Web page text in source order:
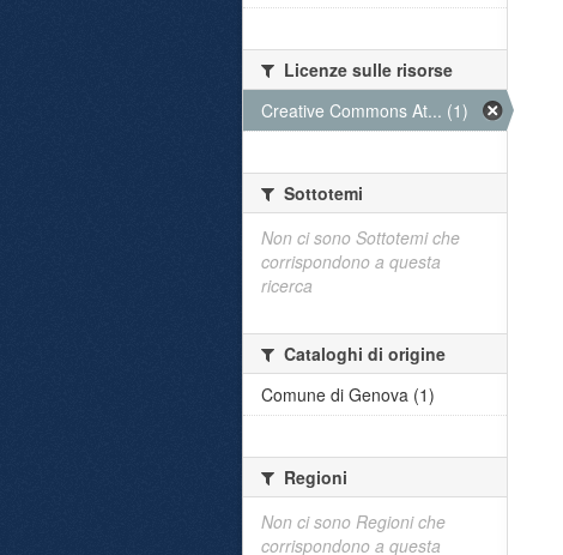
Licenze sulle risorse
Creative Commons At... (1)
Sottotemi
Non ci sono Sottotemi che
corrispondono a questa
ricerca
Cataloghi di origine
Comune di Genova (1)
Regioni
Non ci sono Regioni che
corrispondono a questa